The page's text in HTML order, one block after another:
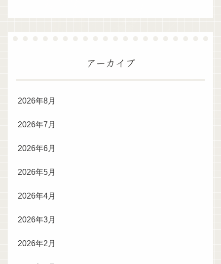
アーカイブ
2026年8月
2026年7月
2026年6月
2026年5月
2026年4月
2026年3月
2026年2月